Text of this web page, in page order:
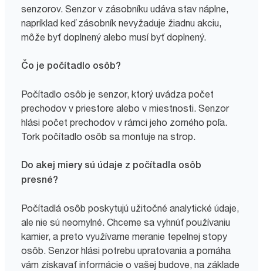
senzorov. Senzor v zásobníku udáva stav náplne,
napríklad keď zásobník nevyžaduje žiadnu akciu,
môže byť doplnený alebo musí byť doplnený.
Čo je počítadlo osôb?
Počítadlo osôb je senzor, ktorý uvádza počet
prechodov v priestore alebo v miestnosti. Senzor
hlási počet prechodov v rámci jeho zorného poľa.
Tork počítadlo osôb sa montuje na strop.
Do akej miery sú údaje z počítadla osôb
presné?
Počítadlá osôb poskytujú užitočné analytické údaje,
ale nie sú neomylné. Chceme sa vyhnúť používaniu
kamier, a preto využívame meranie tepelnej stopy
osôb. Senzor hlási potrebu upratovania a pomáha
vám získavať informácie o vašej budove, na základe